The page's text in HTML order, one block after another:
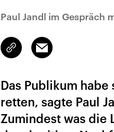
Paul Jandl im Gespräch
Link
kopieren/teilen
Email
Das Publikum
retten, sagte Paul
Zumindest was die